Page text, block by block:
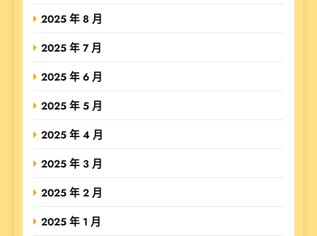
2025 年 8 月
2025 年 7 月
2025 年 6 月
2025 年 5 月
2025 年 4 月
2025 年 3 月
2025 年 2 月
2025 年 1 月